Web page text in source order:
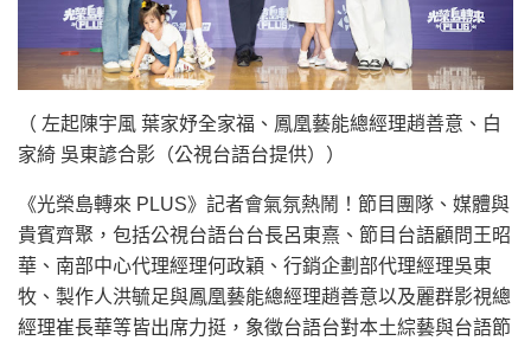
（ 左起陳宇風 葉家妤全家福、鳳凰藝能總經理趙善意、白
家綺 吳東諺合影（公視台語台提供））
《光榮島轉來 PLUS》記者會氣氛熱鬧！節目團隊、媒體與
貴賓齊聚，包括公視台語台台長呂東熹、節目台語顧問王昭
華、南部中心代理經理何政穎、行銷企劃部代理經理吳東
牧、製作人洪毓足與鳳凰藝能總經理趙善意以及麗群影視總
經理崔長華等皆出席力挺，象徵台語台對本土綜藝與台語節